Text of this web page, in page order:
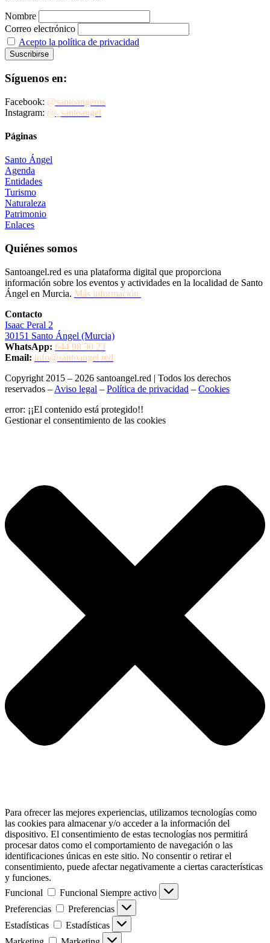
Nombre
Correo electrónico
Acepto la política de privacidad
Síguenos en:
Facebook: @santoangeros
Instagram: @_santoangel
Páginas
Santo Ángel
Agenda
Entidades
Turismo
Naturaleza
Patrimonio
Enlaces
Quiénes somos
Santoangel.red es una plataforma digital que proporciona
información sobre los eventos y actividades en la localidad de Santo
Ángel en Murcia. Más información.
Contacto
Isaac Peral 2
30151 Santo Ángel (Murcia)
WhatsApp: 644 98 30 23
Email: info@santoangel.red
Copyright 2015 – 2026 santoangel.red | Todos los derechos
reservados – Aviso legal – Política de privacidad – Cookies
error: ¡¡El contenido está protegido!!
Gestionar el consentimiento de las cookies
Para ofrecer las mejores experiencias, utilizamos tecnologías como
las cookies para almacenar y/o acceder a la información del
dispositivo. El consentimiento de estas tecnologías nos permitirá
procesar datos como el comportamiento de navegación o las
identificaciones únicas en este sitio. No consentir o retirar el
consentimiento, puede afectar negativamente a ciertas características
y funciones.
Funcional
Funcional Siempre activo
Preferencias
Preferencias
Estadísticas
Estadísticas